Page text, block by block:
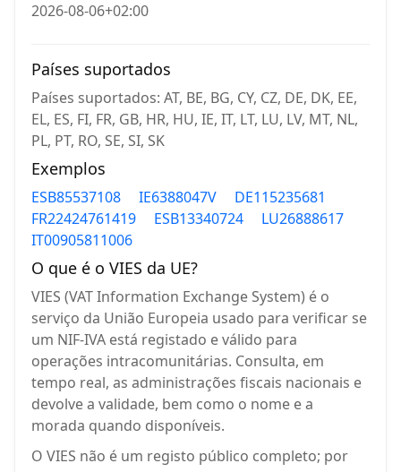
2026-08-06+02:00
Países suportados
Países suportados: AT, BE, BG, CY, CZ, DE, DK, EE,
EL, ES, FI, FR, GB, HR, HU, IE, IT, LT, LU, LV, MT, NL,
PL, PT, RO, SE, SI, SK
Exemplos
ESB85537108 IE6388047V
DE115235681
FR22424761419
ESB13340724
LU26888617
IT00905811006
O que é o VIES da UE?
VIES (VAT Information Exchange System) é o
serviço da União Europeia usado para verificar se
um NIF-IVA está registado e válido para
operações intracomunitárias. Consulta, em
tempo real, as administrações fiscais nacionais e
devolve a validade, bem como o nome e a
morada quando disponíveis.
O VIES não é um registo público completo; por